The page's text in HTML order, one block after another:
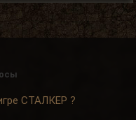
, здесь, то
СТАЛКЕР ?